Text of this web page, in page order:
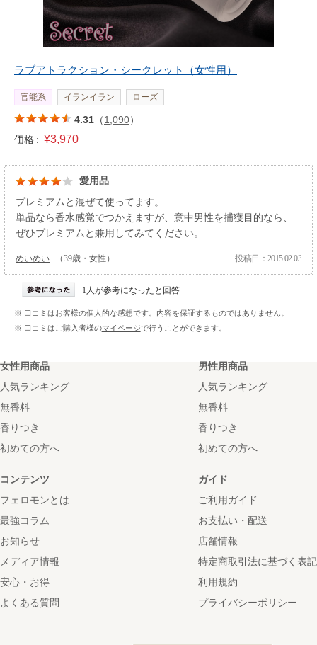
ラブアトラクション・シークレット（女性用）
官能系 イランイラン ローズ
4.31 （1,090）
価格 : ¥3,970
愛用品
プレミアムと混ぜて使ってます。
単品なら香水感覚でつかえますが、意中男性を捕獲目的なら、
ぜひプレミアムと兼用してみてください。
めいめい （39歳・女性） 投稿日：2015.02.03
1人が参考になったと回答
※ 口コミはお客様の個人的な感想です。内容を保証するものではありません。
※ 口コミはご購入者様のマイページで行うことができます。
女性用商品
人気ランキング
無香料
香りつき
初めての方へ
男性用商品
人気ランキング
無香料
香りつき
初めての方へ
コンテンツ
フェロモンとは
最強コラム
お知らせ
メディア情報
安心・お得
よくある質問
ガイド
ご利用ガイド
お支払い・配送
店舗情報
特定商取引法に基づく表記
利用規約
プライバシーポリシー